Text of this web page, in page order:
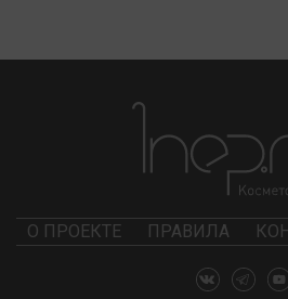
О ПРОЕКТЕ ПРАВИЛА